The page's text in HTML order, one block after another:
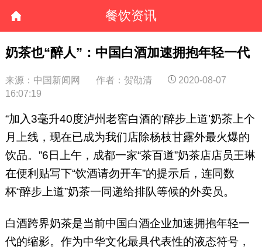
餐饮资讯
奶茶也“醉人”：中国白酒加速拥抱年轻一代
来源：中国新闻网 作者：贺劭清
2020-08-07
16:07:19
“加入3毫升40度泸州老窖白酒的‘醉步上道’奶茶上个
月上线，现在已成为我们店除杨枝甘露外最火爆的
饮品。”6日上午，成都一家“茶百道”奶茶店店员王琳
在便利贴写下“饮酒请勿开车”的提示后，连同数
杯“醉步上道”奶茶一同递给排队等候的外卖员。
白酒跨界奶茶是当前中国白酒企业加速拥抱年轻一
代的缩影。作为中华文化最具代表性的液态符号，